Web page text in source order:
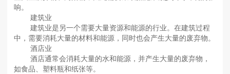
响。
建筑业
建筑业是另一个需要大量资源和能源的行业。在建筑过程
中，需要消耗大量的材料和能源，同时也会产生大量的废弃物。
酒店业
酒店通常会消耗大量的水和能源，并产生大量的废弃物，
如食品、塑料瓶和纸张等。